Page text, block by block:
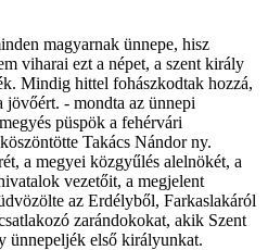
magyarnak ünnepe, hisz
viharai ezt a népet, a szent király
Mindig hittel fohászkodtak hozzá,
jövőért. - mondta az ünnepi
püspök a fehérvári
Takács Nándor ny.
a megyei közgyűlés alelnökét, a
vezetőit, a megjelent
az Erdélyből, Farkaslakáról
zarándokokat, akik Szent
ünnepeljék első királyunkat.